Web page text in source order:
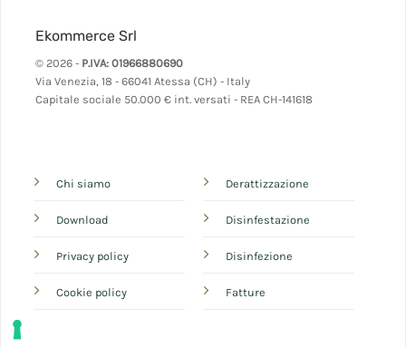
Ekommerce Srl
© 2026 - P.IVA: 01966880690
Via Venezia, 18 - 66041 Atessa (CH) - Italy
Capitale sociale 50.000 € int. versati - REA CH-141618
Chi siamo
Download
Privacy policy
Cookie policy
Derattizzazione
Disinfestazione
Disinfezione
Fatture